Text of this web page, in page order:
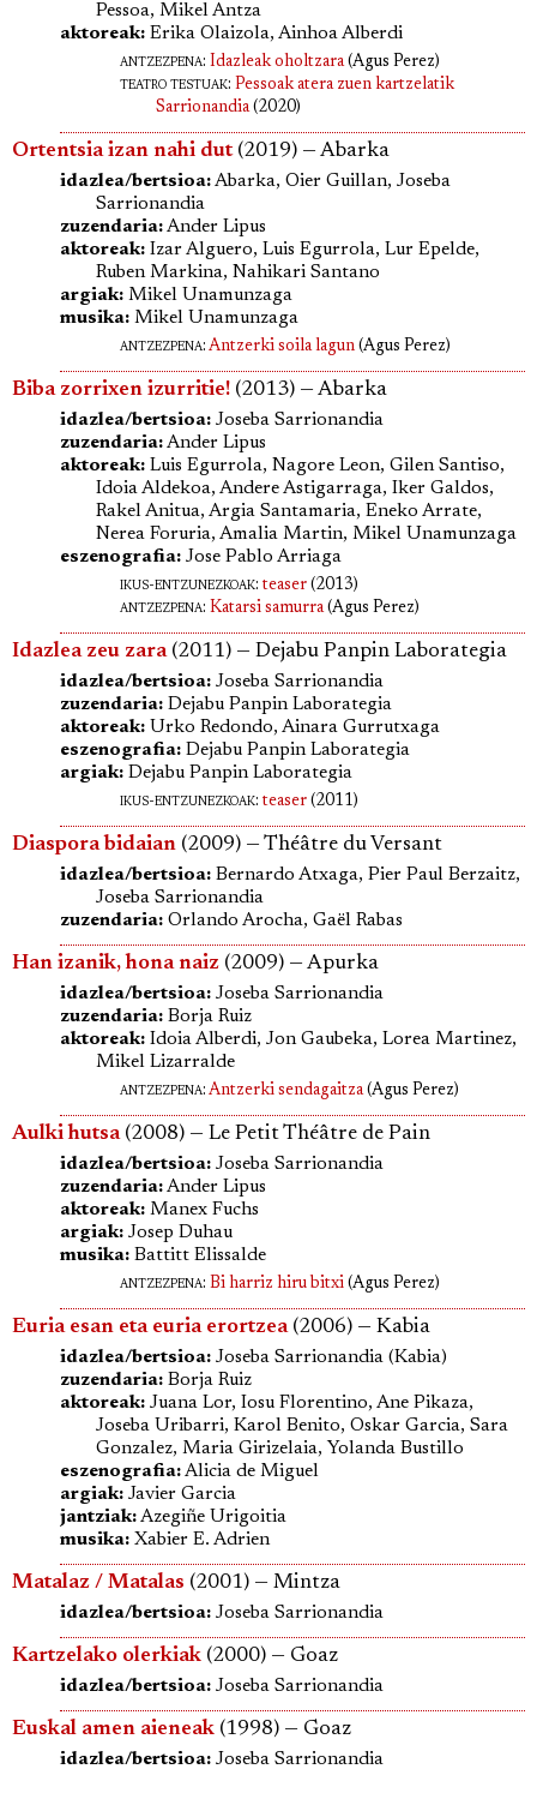
Pessoa, Mikel Antza
aktoreak: Erika Olaizola, Ainhoa Alberdi
antzezpena: Idazleak oholtzara(Agus Perez)
teatro testuak: Pessoak atera zuen kartzelatik
Sarrionandia(2020)
Ortentsia izan nahi dut(2019) — Abarka
idazlea/bertsioa:Abarka, Oier Guillan, Joseba
Sarrionandia
zuzendaria:Ander Lipus
aktoreak: Izar Alguero, Luis Egurrola, Lur Epelde,
Ruben Markina, Nahikari Santano
argiak: Mikel Unamunzaga
musika: Mikel Unamunzaga
antzezpena: Antzerki soila lagun (Agus Perez)
Biba zorrixen izurritie! (2013) — Abarka
idazlea/bertsioa: Joseba Sarrionandia
zuzendaria:Ander Lipus
aktoreak: Luis Egurrola, Nagore Leon, Gilen Santiso,
Idoia Aldekoa, Andere Astigarraga, Iker Galdos,
Rakel Anitua, Argia Santamaria, Eneko Arrate,
Nerea Foruria, Amalia Martin, Mikel Unamunzaga
eszenografia: Jose Pablo Arriaga
ikus-entzunezkoak: teaser (2013)
antzezpena: Katarsi samurra(Agus Perez)
Idazlea zeu zara(2011) — Dejabu Panpin Laborategia
idazlea/bertsioa: Joseba Sarrionandia
zuzendaria: Dejabu Panpin Laborategia
aktoreak: Urko Redondo, Ainara Gurrutxaga
eszenografia: Dejabu Panpin Laborategia
argiak: Dejabu Panpin Laborategia
ikus-entzunezkoak: teaser (2011)
Diaspora bidaian (2009) — Théâtre du Versant
idazlea/bertsioa: Bernardo Atxaga, Pier Paul Berzaitz,
Joseba Sarrionandia
zuzendaria: Orlando Arocha, Gaël Rabas
Han izanik, hona naiz (2009) — Apurka
idazlea/bertsioa: Joseba Sarrionandia
zuzendaria: Borja Ruiz
aktoreak: Idoia Alberdi, Jon Gaubeka, Lorea Martinez,
Mikel Lizarralde
antzezpena: Antzerki sendagaitza(Agus Perez)
Aulki hutsa(2008) — Le Petit Théâtre de Pain
idazlea/bertsioa: Joseba Sarrionandia
zuzendaria:Ander Lipus
aktoreak: Manex Fuchs
argiak: Josep Duhau
musika: Battitt Elissalde
antzezpena: Bi harriz hiru bitxi (Agus Perez)
Euria esan eta euria erortzea(2006) — Kabia
idazlea/bertsioa: Joseba Sarrionandia (Kabia)
zuzendaria: Borja Ruiz
aktoreak: Juana Lor, Iosu Florentino, Ane Pikaza,
Joseba Uribarri, Karol Benito, Oskar Garcia, Sara
Gonzalez, Maria Girizelaia, Yolanda Bustillo
eszenografia:Alicia de Miguel
argiak: Javier Garcia
jantziak:Azegiñe Urigoitia
musika: Xabier E. Adrien
Matalaz / Matalas (2001) — Mintza
idazlea/bertsioa: Joseba Sarrionandia
Kartzelako olerkiak (2000) — Goaz
idazlea/bertsioa: Joseba Sarrionandia
Euskal amen aieneak (1998) — Goaz
idazlea/bertsioa: Joseba Sarrionandia